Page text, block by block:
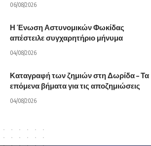
06/08/2026
Η Ένωση Αστυνομικών Φωκίδας
απέστειλε συγχαρητήριο μήνυμα
04/08/2026
Καταγραφή των ζημιών στη Δωρίδα – Τα
επόμενα βήματα για τις αποζημιώσεις
04/08/2026